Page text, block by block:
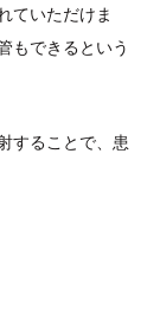
ていただけま
もできるという
することで、患